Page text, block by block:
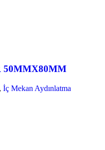
50MMX80MM
, İç Mekan Aydınlatma